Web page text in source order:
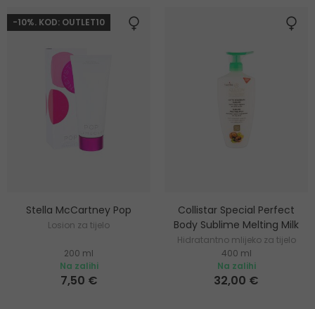
-10%. KOD: OUTLET10
Stella McCartney Pop
Losion za tijelo
200 ml
Na zalihi
7,50 €
Collistar Special Perfect
Body Sublime Melting Milk
Hidratantno mlijeko za tijelo
400 ml
Na zalihi
32,00 €